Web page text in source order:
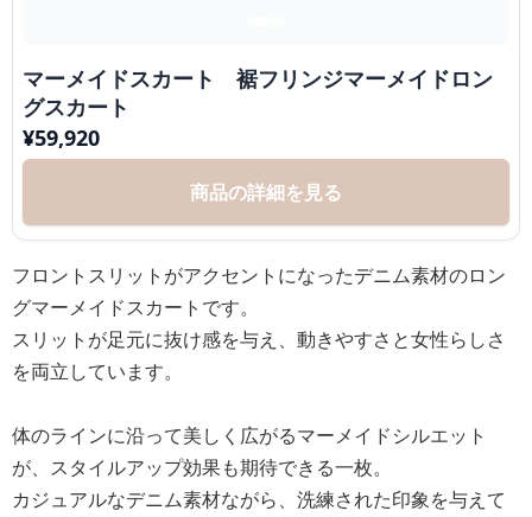
マーメイドスカート 裾フリンジマーメイドロン
グスカート
¥59,920
商品の詳細を見る
フロントスリットがアクセントになったデニム素材のロン
グマーメイドスカートです。
スリットが足元に抜け感を与え、動きやすさと女性らしさ
を両立しています。
体のラインに沿って美しく広がるマーメイドシルエット
が、スタイルアップ効果も期待できる一枚。
カジュアルなデニム素材ながら、洗練された印象を与えて